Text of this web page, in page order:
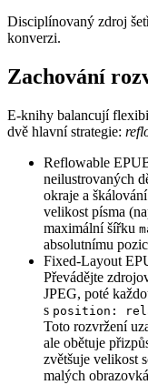
Disciplínovaný zdroj
konverzi.
Zachování
E‑knihy balancují
dvě hlavní strategie:
Reflowable
neilustrovaných
okraje a
velikost písma
maximální šířku
absolutnímu
Fixed‑Layout
Převádějte
JPEG, poté
s position:
Toto rozvržení
ale obětuje
zvětšuje velikost
malých